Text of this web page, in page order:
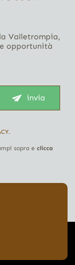
Valletrompia,
opportunità
invia
.
sopra e clicca